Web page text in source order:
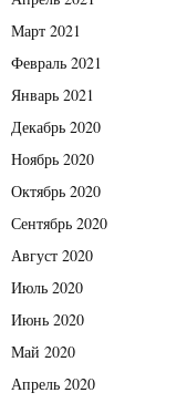
Март 2021
Февраль 2021
Январь 2021
Декабрь 2020
Ноябрь 2020
Октябрь 2020
Сентябрь 2020
Август 2020
Июль 2020
Июнь 2020
Май 2020
Апрель 2020